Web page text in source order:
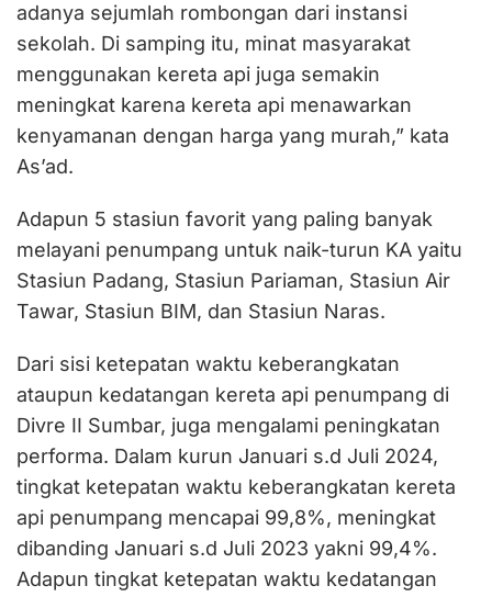
adanya sejumlah rombongan dari instansi
sekolah. Di samping itu, minat masyarakat
menggunakan kereta api juga semakin
meningkat karena kereta api menawarkan
kenyamanan dengan harga yang murah,” kata
As’ad.
Adapun 5 stasiun favorit yang paling banyak
melayani penumpang untuk naik-turun KA yaitu
Stasiun Padang, Stasiun Pariaman, Stasiun Air
Tawar, Stasiun BIM, dan Stasiun Naras.
Dari sisi ketepatan waktu keberangkatan
ataupun kedatangan kereta api penumpang di
Divre II Sumbar, juga mengalami peningkatan
performa. Dalam kurun Januari s.d Juli 2024,
tingkat ketepatan waktu keberangkatan kereta
api penumpang mencapai 99,8%, meningkat
dibanding Januari s.d Juli 2023 yakni 99,4%.
Adapun tingkat ketepatan waktu kedatangan